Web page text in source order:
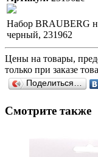
Набор BRAUBERG
черный, 231962
Цены на товары,
только при заказе
Поделиться…
Смотрите также